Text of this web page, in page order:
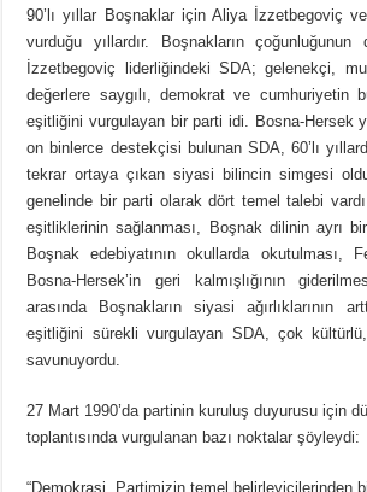
90’lı yıllar Boşnaklar için Aliya İzzetbegoviç ve
vurduğu yıllardır. Boşnakların
İzzetbegoviç liderliğindeki SDA; gelenekçi,
değerlere saygılı, demokrat ve cumhuriyetin
eşitliğini vurgulayan bir parti idi. Bosna-Hersek
on binlerce destekçisi bulunan SDA, 60’lı
tekrar ortaya çıkan siyasi bilincin simgesi
genelinde bir parti olarak dört temel talebi
eşitliklerinin sağlanması, Boşnak dilinin ayrı
Boşnak edebiyatının okullarda okutulması,
Bosna-Hersek’in geri kalmışlığının
arasında Boşnakların siyasi ağırlıklarının
eşitliğini sürekli vurgulayan SDA, çok
savunuyordu.
27 Mart 1990’da partinin kuruluş duyurusu için
toplantısında vurgulanan bazı noktalar şöyleydi:
“Demokrasi, Partimizin temel belirleyicilerinden